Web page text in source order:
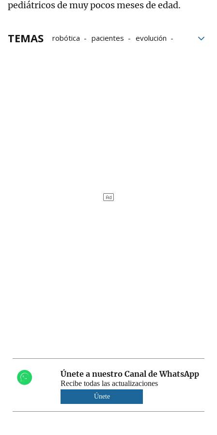
pediátricos de muy pocos meses de edad.
TEMAS robótica pacientes
evolución
Únete a nuestro Canal de WhatsApp
Recibe todas las actualizaciones
Únete